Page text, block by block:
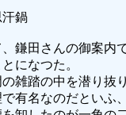
鍋
鎌田さんの御案内
になつた。
雑踏の中を潜り抜
有名なのだといふ